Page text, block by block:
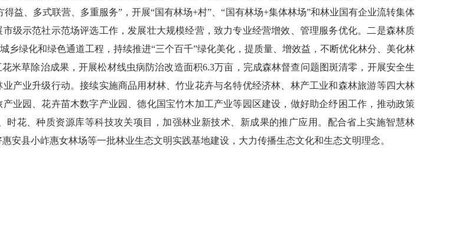
益、多式联营、多重服务”，开展“国有林场+村”、“国有林场+集体林场”和林业国有企业流转集体
级示范社示范场评选工作，发展壮大规模经营，致力专业经营增效、管理服务优化。二是森林质
乡绿化和绿色通道工程，持续推进“三个百千”绿化美化，提质量、增效益，不断优化林分、美化林
米草除治成果，开展松材线虫病防治改造面积6.3万亩，完成森林督查问题图斑清零，开展安全生
产业升级行动。接续实施商品用材林、竹业花卉与名特优经济林、林产工业和森林旅游等四大林
业园、花卉苗木数字产业园、德化国宝竹木加工产业等园区建设，做好助企纾困工作，推动政策
花、种质资源库等科技攻关项目，加强林业新技术、新成果的推广应用。配合省上实施智慧林
安县小岞惠女林场等一批林业生态文明实践基地建设，大力传播生态文化和生态文明理念。